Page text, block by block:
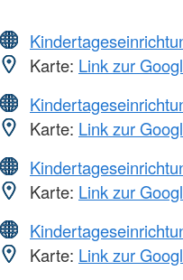
Karte: Link zur
Karte: Link zur
Karte: Link zur
Karte: Link zur